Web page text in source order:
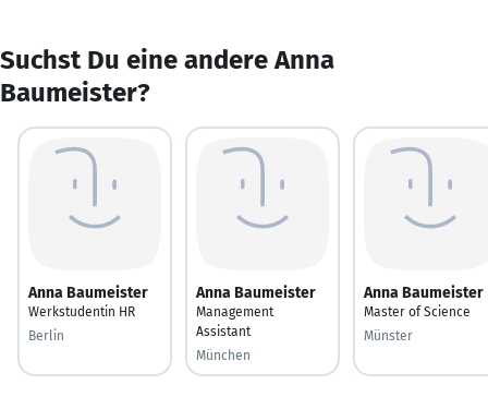
Suchst Du eine andere Anna
Baumeister?
Anna Baumeister
Werkstudentin HR
Berlin
Anna Baumeister
Management
Assistant
München
Anna Baumeister
Master of Science
Münster